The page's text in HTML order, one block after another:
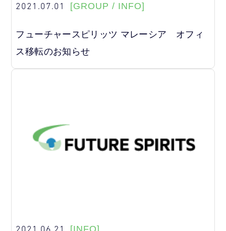
2021.07.01 [GROUP / INFO]
フューチャースピリッツ マレーシア オフィ
ス移転のお知らせ